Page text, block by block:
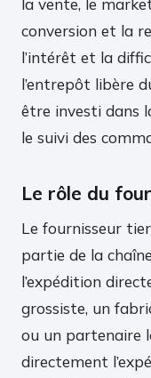
la vente, le
conversion et la
l’intérêt et la
l’entrepôt libère
être investi dans
le suivi des
Le rôle du
Le fournisseur
partie de la
l’expédition
grossiste, un
ou un partenaire
directement